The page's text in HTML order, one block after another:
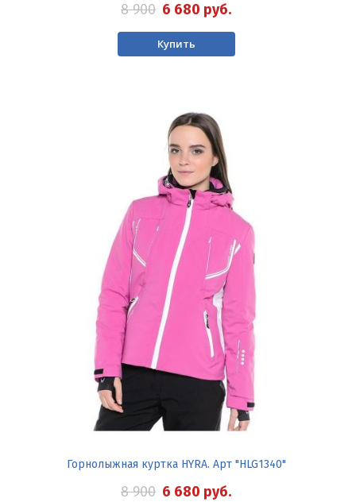
8 900 6 680 руб.
Купить
Горнолыжная куртка HYRA. Арт "HLG1340"
8 900 6 680 руб.